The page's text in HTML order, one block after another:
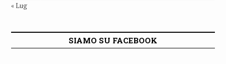
« Lug
SIAMO SU FACEBOOK